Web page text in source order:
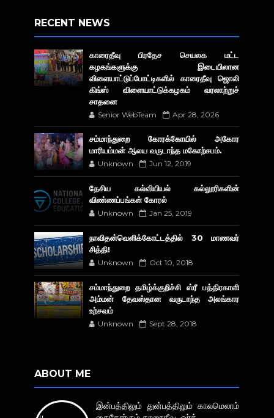
RECENT NEWS
காரைதீவு பிரதேச செயலக மட்ட
கழகங்களுக்கு இடையிலான
விளையாட்டுப்போட்டிகளில் காரைதீவு ஜொலி
கிங்ஸ் விளையாட்டுக்கழகம் வரலாற்றுச்
சாதனை
Senior WebTeam Apr 28, 2026
சம்மாந்துறை கோரக்கோயில் அகோர​
மாரியம்மன் ஆலய வருடாந்த மகோற்சபம்.
Unknown Jun 12, 2019
தேசிய கல்வியியல் கல்லூரிகளின்
விண்ணப்பங்கள் கோரல்
Unknown Jan 25, 2019
நாவிதன்வெளிக்கோட்டத்தில் 30 மாணவர்
சித்தி!
Unknown Oct 10, 2018
சம்மாந்துறை தமிழ்க்குறிச்சி ஸ்ரீ பத்திரகாளி
அம்மன் தேவஸ்தான வருடாந்த அலங்கார
உற்சவம்
Unknown Sept 28, 2018
ABOUT ME
இன்பத்திலும் துன்பத்திலும் காலமெலாம்